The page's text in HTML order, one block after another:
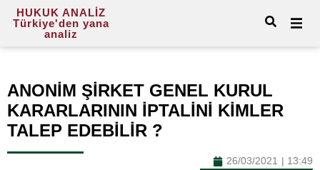
HUKUK ANALİZ
Türkiye'den yana
analiz
ANONİM ŞİRKET GENEL KURUL
KARARLARININ İPTALİNİ KİMLER
TALEP EDEBİLİR ?
26/03/2021 | 13:49